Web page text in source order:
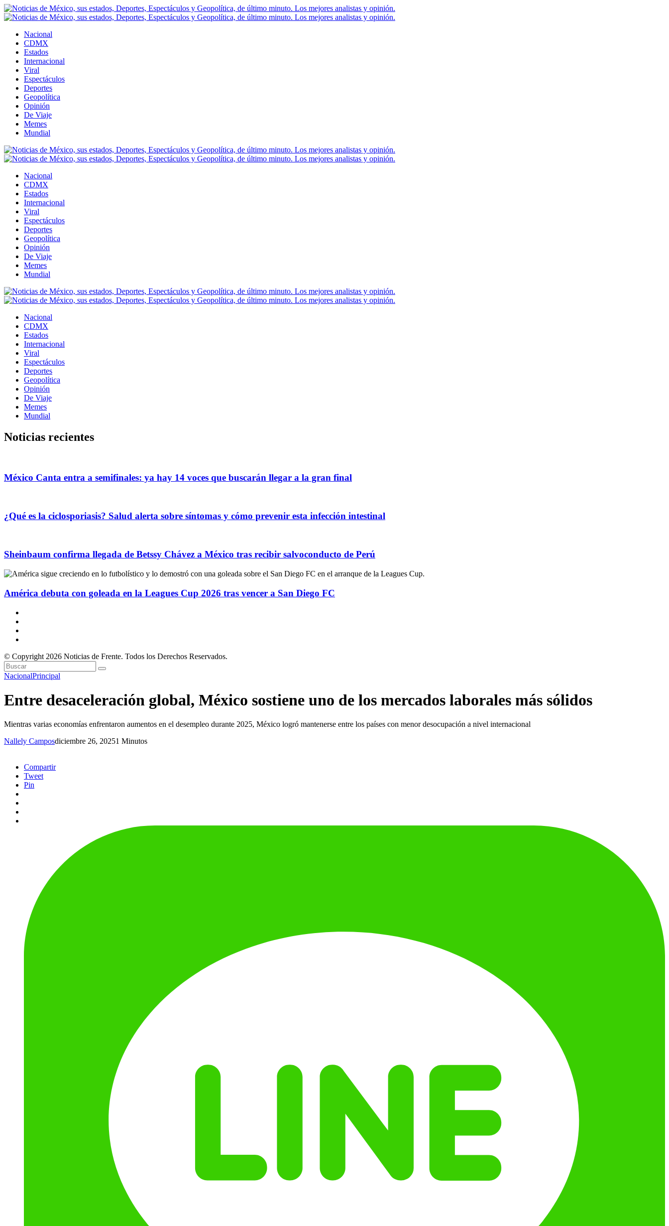
Nacional
CDMX
Estados
Internacional
Viral
Espectáculos
Deportes
Geopolítica
Opinión
De Viaje
Memes
Mundial
Nacional
CDMX
Estados
Internacional
Viral
Espectáculos
Deportes
Geopolítica
Opinión
De Viaje
Memes
Mundial
Nacional
CDMX
Estados
Internacional
Viral
Espectáculos
Deportes
Geopolítica
Opinión
De Viaje
Memes
Mundial
Noticias recientes
México Canta entra a semifinales: ya hay 14 voces que buscarán llegar a la gran final
¿Qué es la ciclosporiasis? Salud alerta sobre síntomas y cómo prevenir esta infección intestinal
Sheinbaum confirma llegada de Betssy Chávez a México tras recibir salvoconducto de Perú
América debuta con goleada en la Leagues Cup 2026 tras vencer a San Diego FC
© Copyright 2026 Noticias de Frente. Todos los Derechos Reservados.
NacionalPrincipal
Entre desaceleración global, México sostiene uno de los mercados laborales más sólidos
Mientras varias economías enfrentaron aumentos en el desempleo durante 2025, México logró mantenerse entre los países con menor desocupación a nivel internacional
Nallely Camposdiciembre 26, 20251 Minutos
Compartir
Tweet
Pin